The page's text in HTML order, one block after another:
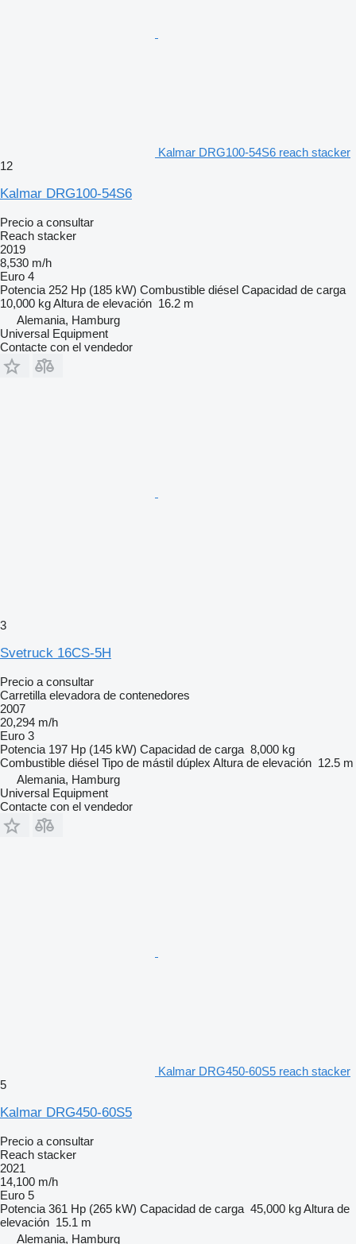
Kalmar DRG100-54S6 reach stacker
12
Kalmar DRG100-54S6
Precio a consultar
Reach stacker
2019
8,530 m/h
Euro 4
Potencia 252 Hp (185 kW) Combustible diésel Capacidad de carga
10,000 kgAltura de elevación 16.2 m
Alemania, Hamburg
Universal Equipment
Contacte con el vendedor
3
Svetruck 16CS-5H
Precio a consultar
Carretilla elevadora de contenedores
2007
20,294 m/h
Euro 3
Potencia 197 Hp (145 kW) Capacidad de carga 8,000 kg
Combustible diésel Tipo de mástil dúplex Altura de elevación 12.5 m
Alemania, Hamburg
Universal Equipment
Contacte con el vendedor
Kalmar DRG450-60S5 reach stacker
5
Kalmar DRG450-60S5
Precio a consultar
Reach stacker
2021
14,100 m/h
Euro 5
Potencia 361 Hp (265 kW) Capacidad de carga 45,000 kgAltura de
elevación 15.1 m
Alemania, Hamburg